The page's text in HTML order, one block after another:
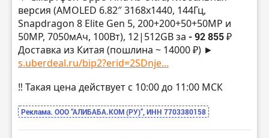
версия (AMOLED 6.82″ 3168х1440, 144Гц,
Snapdragon 8 Elite Gen 5, 200+200+50+50MP и
50MP, 7050мАч, 100Вт), 12|512GB за - 92 855 ₽
Доставка из Китая (пошлина ~ 14000 ₽) ►
s.uberdeal.ru/bip2?erid=2SDnje...
‼️ Такая цена действует с 10:00 до 11:00 МСК
Реклама. ООО “АЛИБАБА.КОМ (РУ)”, ИНН 7703380158